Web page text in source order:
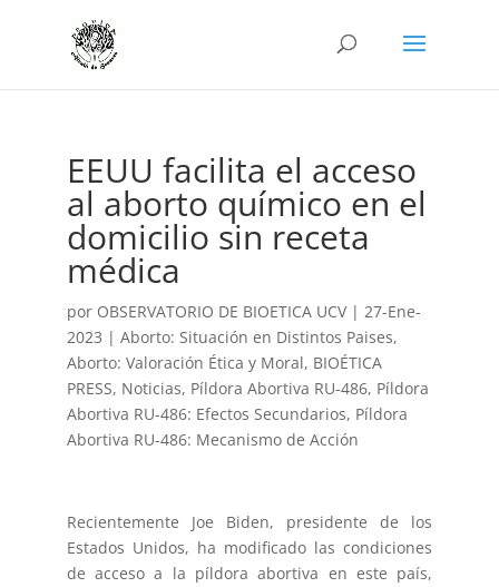
EEUU facilita el acceso
al aborto químico en el
domicilio sin receta
médica
por OBSERVATORIO DE BIOETICA UCV| 27-Ene-
2023 | Aborto: Situación en Distintos Paises,
Aborto: Valoración Ética y Moral, BIOÉTICA
PRESS, Noticias, Píldora Abortiva RU-486, Píldora
Abortiva RU-486: Efectos Secundarios, Píldora
Abortiva RU-486: Mecanismo de Acción
Recientemente Joe Biden, presidente de los
Estados Unidos, ha modificado las condiciones
de acceso a la píldora abortiva en este país,